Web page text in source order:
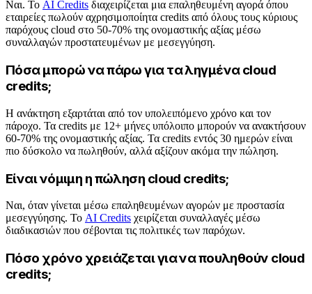
Ναι. Το AI Credits διαχειρίζεται μια επαληθευμένη αγορά όπου
εταιρείες πωλούν αχρησιμοποίητα credits από όλους τους κύριους
παρόχους cloud στο 50-70% της ονομαστικής αξίας μέσω
συναλλαγών προστατευμένων με μεσεγγύηση.
Πόσα μπορώ να πάρω για τα ληγμένα cloud
credits;
Η ανάκτηση εξαρτάται από τον υπολειπόμενο χρόνο και τον
πάροχο. Τα credits με 12+ μήνες υπόλοιπο μπορούν να ανακτήσουν
60-70% της ονομαστικής αξίας. Τα credits εντός 30 ημερών είναι
πιο δύσκολο να πωληθούν, αλλά αξίζουν ακόμα την πώληση.
Είναι νόμιμη η πώληση cloud credits;
Ναι, όταν γίνεται μέσω επαληθευμένων αγορών με προστασία
μεσεγγύησης. Το AI Credits χειρίζεται συναλλαγές μέσω
διαδικασιών που σέβονται τις πολιτικές των παρόχων.
Πόσο χρόνο χρειάζεται για να πουληθούν cloud
credits;